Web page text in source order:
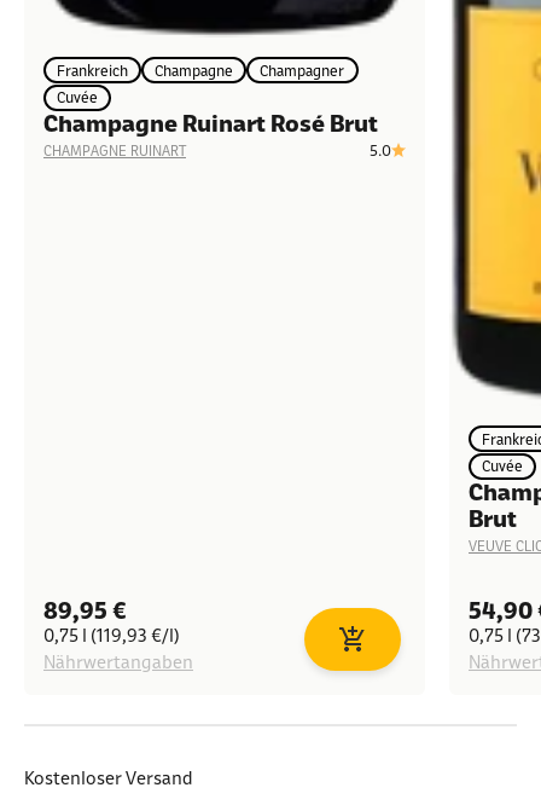
Frankreich Champagne
Champagner
Cuvée
Champagne Ruinart Rosé Brut
CHAMPAGNE RUINART 5.0
Angebot
89,95 €
0,75 l (119,93 €/l)
Nährwertangaben
In den Warenkorb
Cuvée
Brut
VEUVE
54,90
0,75 l
Kostenloser Versand